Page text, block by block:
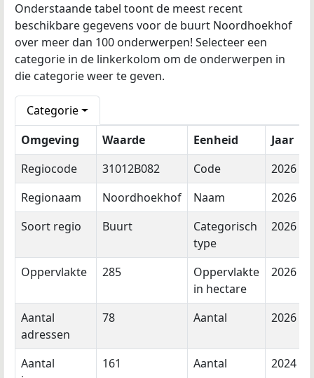
Onderstaande tabel toont de meest recent
beschikbare gegevens voor de buurt Noordhoekhof
over meer dan 100 onderwerpen! Selecteer een
categorie in de linkerkolom om de onderwerpen in
die categorie weer te geven.
Categorie
Omgeving
Waarde Eenheid
Jaar
Regiocode
31012B082 Code
2026
Regionaam
Noordhoekhof Naam
2026
Soort regio
Buurt
Categorisch
type
2026
Oppervlakte 285
Oppervlakte
in hectare
2026
Aantal
adressen
78 Aantal 2026
Aantal
161 Aantal 2024